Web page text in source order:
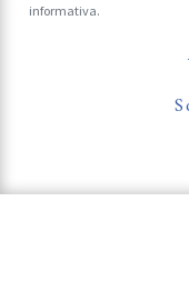
informativa.